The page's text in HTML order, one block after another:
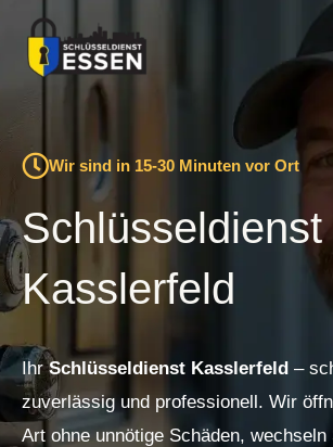
Inhalt
springen
Wir sind in 15-30 Minuten vor Ort
Schlüsseldienst
Kasslerfeld
IhrSchlüsseldienst Kasslerfeld –
zuverlässig und professionell. Wir
Art ohne unnötige Schäden,